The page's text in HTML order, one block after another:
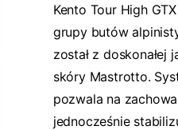
Kento Tour High
grupy butów
został z doskonałej
skóry Mastrotto.
pozwala na
jednocześnie